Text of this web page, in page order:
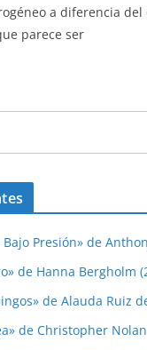
a diferencia
parece ser
Presión» de
de Hanna Bergholm
de Alauda Ruiz
de Christopher